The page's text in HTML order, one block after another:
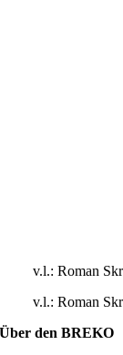
v.l.: Roman
v.l.: Roman
Über den BREKO